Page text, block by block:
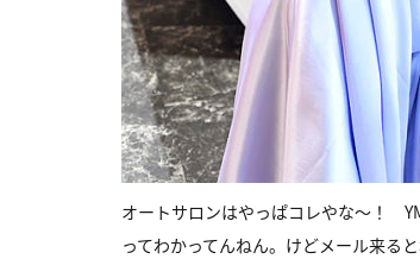
オートサロンはやっぱコレやな〜！
ってわかってんねん。けどメール来る